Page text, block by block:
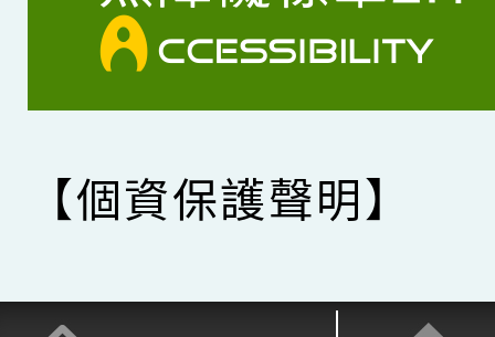
【個資保護聲明】